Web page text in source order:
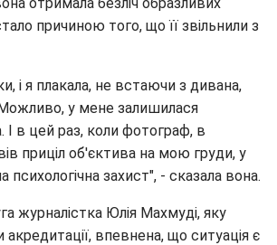
причиною того, що її звільнили з
і я плакала, не встаючи з дивана,
у мене залишилася
в цей раз, коли фотограф, в
приціл об'єктива на мою груди, у
захист", - сказала вона.
журналістка Юлія Махмуді, яку
впевнена, що ситуація є